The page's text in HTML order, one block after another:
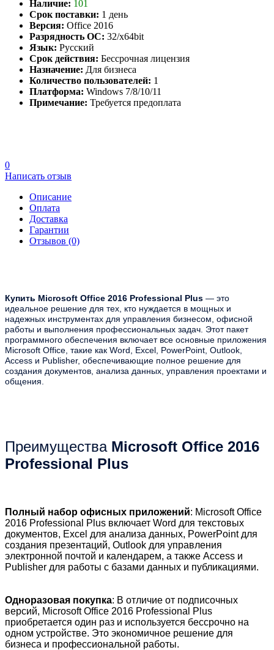
Наличие: 101
Срок поставки: 1 день
Версия: Office 2016
Разрядность ОС: 32/x64bit
Язык: Русский
Срок действия: Бессрочная лицензия
Назначение: Для бизнеса
Количество пользователей: 1
Платформа: Windows 7/8/10/11
Примечание: Требуется предоплата
0
Написать отзыв
Описание
Оплата
Доставка
Гарантии
Отзывов (0)
Купить Microsoft Office 2016 Professional Plus — это
идеальное решение для тех, кто нуждается в мощных и
надежных инструментах для управления бизнесом, офисной
работы и выполнения профессиональных задач. Этот пакет
программного обеспечения включает все основные приложения
Microsoft Office, такие как Word, Excel, PowerPoint, Outlook,
Access и Publisher, обеспечивающие полное решение для
создания документов, анализа данных, управления проектами и
общения.
Преимущества Microsoft Office 2016
Professional Plus
Полный набор офисных приложений: Microsoft Office
2016 Professional Plus включает Word для текстовых
документов, Excel для анализа данных, PowerPoint для
создания презентаций, Outlook для управления
электронной почтой и календарем, а также Access и
Publisher для работы с базами данных и публикациями.
Одноразовая покупка: В отличие от подписочных
версий, Microsoft Office 2016 Professional Plus
приобретается один раз и используется бессрочно на
одном устройстве. Это экономичное решение для
бизнеса и профессиональной работы.